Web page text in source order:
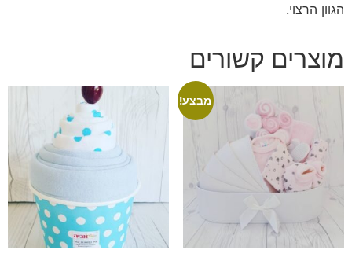
הגוון הרצוי.
מוצרים קשורים
מבצע!